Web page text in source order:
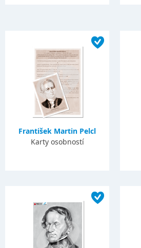
František Martin Pelcl
Karty osobností